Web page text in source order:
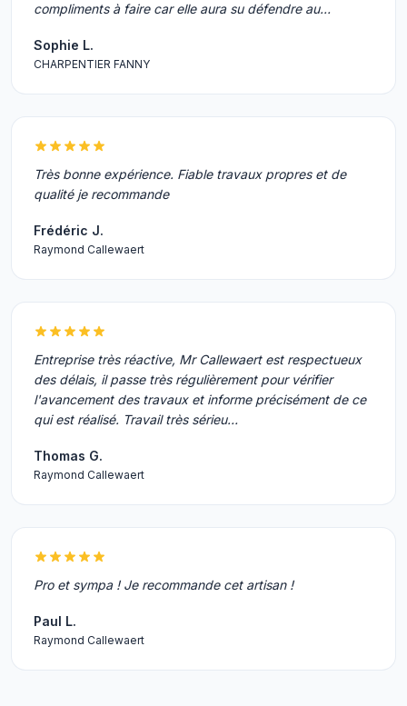
compliments à faire car elle aura su défendre au…
Sophie L.
CHARPENTIER FANNY
Très bonne expérience. Fiable travaux propres et de
qualité je recommande
Frédéric J.
Raymond Callewaert
Entreprise très réactive, Mr Callewaert est respectueux
des délais, il passe très régulièrement pour vérifier
l'avancement des travaux et informe précisément de ce
qui est réalisé. Travail très sérieu…
Thomas G.
Raymond Callewaert
Pro et sympa ! Je recommande cet artisan !
Paul L.
Raymond Callewaert